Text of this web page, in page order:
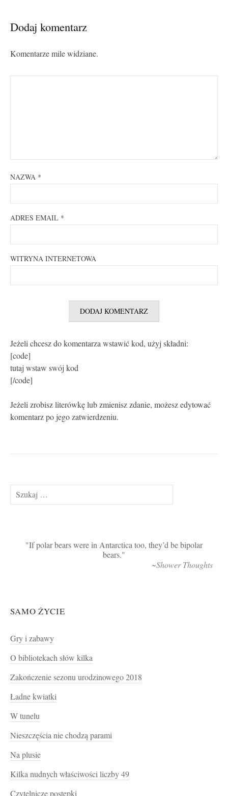
Dodaj komentarz
Komentarze mile widziane.
NAZWA *
ADRES EMAIL *
WITRYNA INTERNETOWA
Jeżeli chcesz do komentarza wstawić kod, użyj składni:
[code]
tutaj wstaw swój kod
[/code]
Jeżeli zrobisz literówkę lub zmienisz zdanie, możesz edytować
komentarz po jego zatwierdzeniu.
Szukaj:
If polar bears were in Antarctica too, they’d be bipolar
bears.
~Shower Thoughts
SAMO ŻYCIE
Gry i zabawy
O bibliotekach słów kilka
Zakończenie sezonu urodzinowego 2018
Ładne kwiatki
W tunelu
Nieszczęścia nie chodzą parami
Na plusie
Kilka nudnych właściwości liczby 49
Czytelnicze postępki